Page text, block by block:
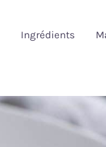
Ingrédients